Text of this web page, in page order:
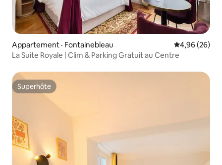
Appartement · Fontainebleau Note
4,96 (26)
La Suite Royale | Clim & Parking Gratuit au Centre
Superhôte
Superhôte